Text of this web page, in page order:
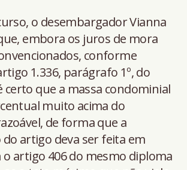
o desembargador Vianna
embora os juros de mora
conforme
1.336, parágrafo 1º, do
certo que a massa condominial
muito acima do
de forma que a
artigo deva ser feita em
artigo 406 do mesmo diploma